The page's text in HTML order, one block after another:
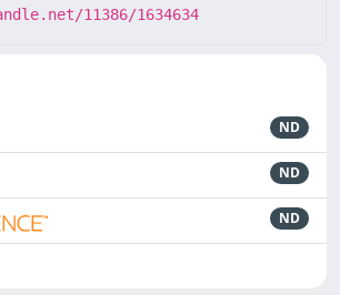
11386/1634634
ND
ND
ND